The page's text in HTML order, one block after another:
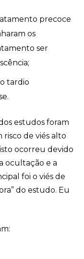
precoce
os
ser
tardio
estudos foram
risco de viés alto
ocorreu devido
ocultação e a
foi o viés de
do estudo. Eu